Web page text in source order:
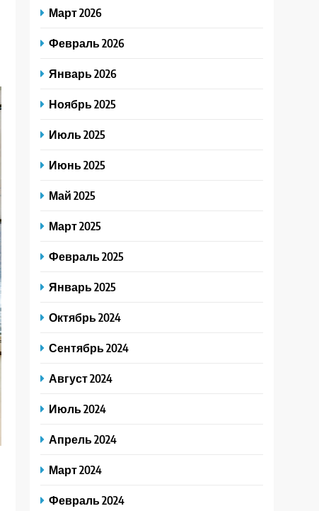
Март 2026
Февраль 2026
Январь 2026
Ноябрь 2025
Июль 2025
Июнь 2025
Май 2025
Март 2025
Февраль 2025
Январь 2025
Октябрь 2024
Сентябрь 2024
Август 2024
Июль 2024
Апрель 2024
Март 2024
Февраль 2024